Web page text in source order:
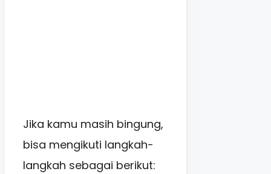
Jika kamu masih bingung,
bisa mengikuti langkah-
langkah sebagai berikut: